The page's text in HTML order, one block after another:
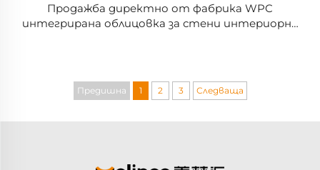
Продажба директно от фабрика WPC
интегрирана облицовка за стени интериорни
Предишна 1 2 3 Следваща